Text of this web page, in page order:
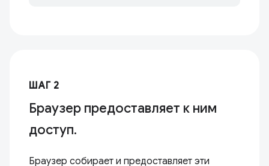
ШАГ 2
Браузер предоставляет к ним
доступ.
Браузер собирает и предоставляет эти